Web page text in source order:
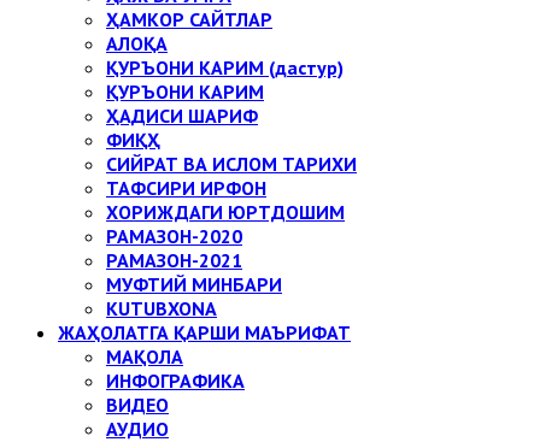
ҲАМКОР САЙТЛАР
АЛОҚА
ҚУРЪОНИ КАРИМ (дастур)
ҚУРЪОНИ КАРИМ
ҲАДИСИ ШАРИФ
ФИҚҲ
СИЙРАТ ВА ИСЛОМ ТАРИХИ
ТАФСИРИ ИРФОН
ХОРИЖДАГИ ЮРТДОШИМ
РАМАЗОН-2020
РАМАЗОН-2021
МУФТИЙ МИНБАРИ
KUTUBXONA
ЖАҲОЛАТГА ҚАРШИ МАЪРИФАТ
МАҚОЛА
ИНФОГРАФИКА
ВИДЕО
АУДИО